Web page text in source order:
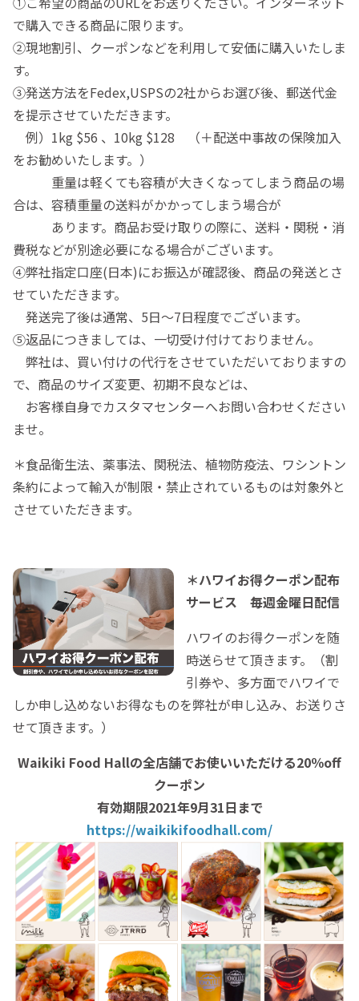
で購入できる商品に限ります。
②現地割引、クーポンなどを利用して安価に購入いたしま
す。
③発送方法をFedex,USPSの2社からお選び後、郵送代金
を提示させていただきます。
例）1kg $56 、10kg $128 （＋配送中事故の保険加入
をお勧めいたします。）
重量は軽くても容積が大きくなってしまう商品の場
合は、容積重量の送料がかかってしまう場合が
あります。商品お受け取りの際に、送料・関税・消
費税などが別途必要になる場合がございます。
④弊社指定口座(日本)にお振込が確認後、商品の発送とさ
せていただきます。
発送完了後は通常、5日〜7日程度でございます。
⑤返品につきましては、一切受け付けておりません。
弊社は、買い付けの代行をさせていただいておりますの
で、商品のサイズ変更、初期不良などは、
お客様自身でカスタマセンターへお問い合わせください
ませ。
＊食品衛生法、薬事法、関税法、植物防疫法、ワシントン
条約によって輸入が制限・禁止されているものは対象外と
させていただきます。
＊ハワイお得クーポン配布
サービス 毎週金曜日配信
ハワイのお得クーポンを随
時送らせて頂きます。（割
引券や、多方面でハワイで
しか申し込めないお得なものを弊社が申し込み、お送りさ
せて頂きます。）
Waikiki Food Hallの全店舗でお使いいただける20％off
クーポン
有効期限2021年9月31日まで
https://waikikifoodhall.com/